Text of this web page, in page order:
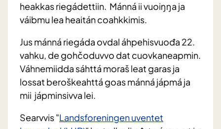
heakkas riegádettiin. Mánná ii vuoiŋŋa ja
váibmu lea heaitán coahkkimis.
Jus mánná riegáda ovdal áhpehisvuođa 22.
vahku, de gohčoduvvo dat cuovkaneapmin.
Váhnemiidda sáhttá moraš leat garas ja
lossat beroškeahttá goas mánná jápmá ja
mii jápminsivva lei.
Searvvis "Landsforeningen uventet